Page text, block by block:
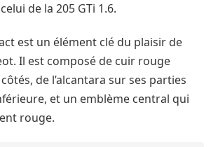
de la 205 GTi 1.6.
est un élément clé du plaisir de
Il est composé de cuir rouge
de l’alcantara sur ses parties
et un emblème central qui
rouge.